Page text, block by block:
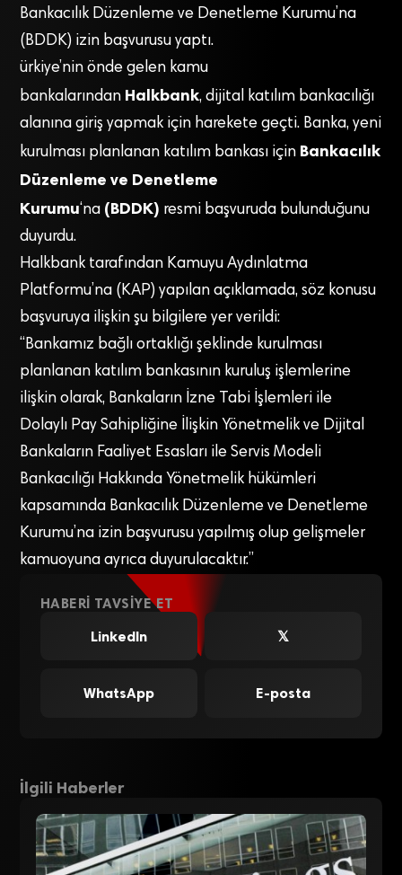
Bankacılık Düzenleme ve Denetleme Kurumu’na
(BDDK) izin başvurusu yaptı.
ürkiye’nin önde gelen kamu
bankalarından Halkbank, dijital katılım bankacılığı
alanına giriş yapmak için harekete geçti. Banka, yeni
kurulması planlanan katılım bankası için Bankacılık
Düzenleme ve Denetleme
Kurumu‘na (BDDK) resmi başvuruda bulunduğunu
duyurdu.
Halkbank tarafından Kamuyu Aydınlatma
Platformu’na (KAP) yapılan açıklamada, söz konusu
başvuruya ilişkin şu bilgilere yer verildi:
“Bankamız bağlı ortaklığı şeklinde kurulması
planlanan katılım bankasının kuruluş işlemlerine
ilişkin olarak, Bankaların İzne Tabi İşlemleri ile
Dolaylı Pay Sahipliğine İlişkin Yönetmelik ve Dijital
Bankaların Faaliyet Esasları ile Servis Modeli
Bankacılığı Hakkında Yönetmelik hükümleri
kapsamında Bankacılık Düzenleme ve Denetleme
Kurumu’na izin başvurusu yapılmış olup gelişmeler
kamuoyuna ayrıca duyurulacaktır.”
HABERI TAVSIYE ET
LinkedIn
𝕏
WhatsApp E-posta
İlgili Haberler